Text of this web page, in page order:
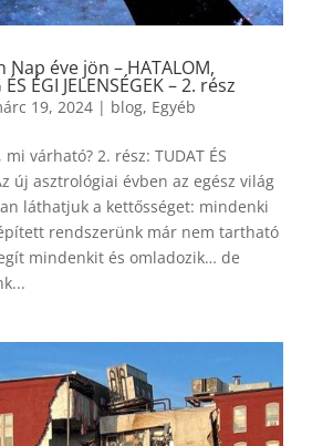
Nap éve jön – HATALOM,
ÉGI JELENSÉGEK – 2. rész
19, 2024| blog, Egyéb
várható? 2. rész: TUDAT ÉS
új asztrológiai évben az egész világ
láthatjuk a kettősséget: mindenki
rendszerünk már nem tartható
mindenkit és omladozik… de